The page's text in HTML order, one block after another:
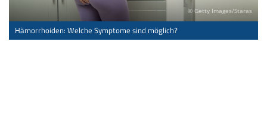
© Getty Images/Staras
Hämorrhoiden: Welche Symptome sind möglich?